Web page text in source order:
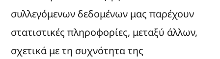
συλλεγόμενων δεδομένων μας παρέχουν
στατιστικές πληροφορίες, μεταξύ άλλων,
σχετικά με τη συχνότητα της